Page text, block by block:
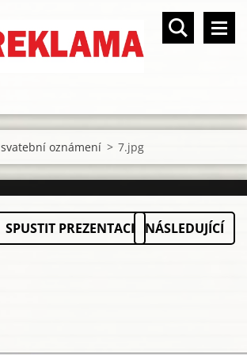
svatební oznámení > 7.jpg
SPUSTIT PREZENTACI NÁSLEDUJÍCÍ